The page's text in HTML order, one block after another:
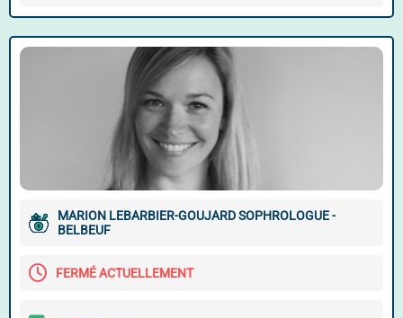
MARION LEBARBIER-GOUJARD SOPHROLOGUE -
BELBEUF
FERMÉ ACTUELLEMENT